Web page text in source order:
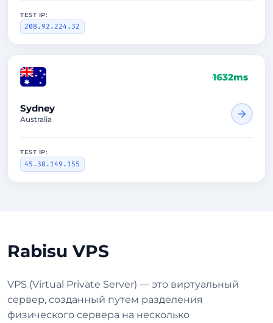
TEST IP:
208.92.224.32
1632ms
Sydney
Australia
TEST IP:
45.38.149.155
Rabisu VPS
VPS (Virtual Private Server) — это виртуальный
сервер, созданный путем разделения
физического сервера на несколько